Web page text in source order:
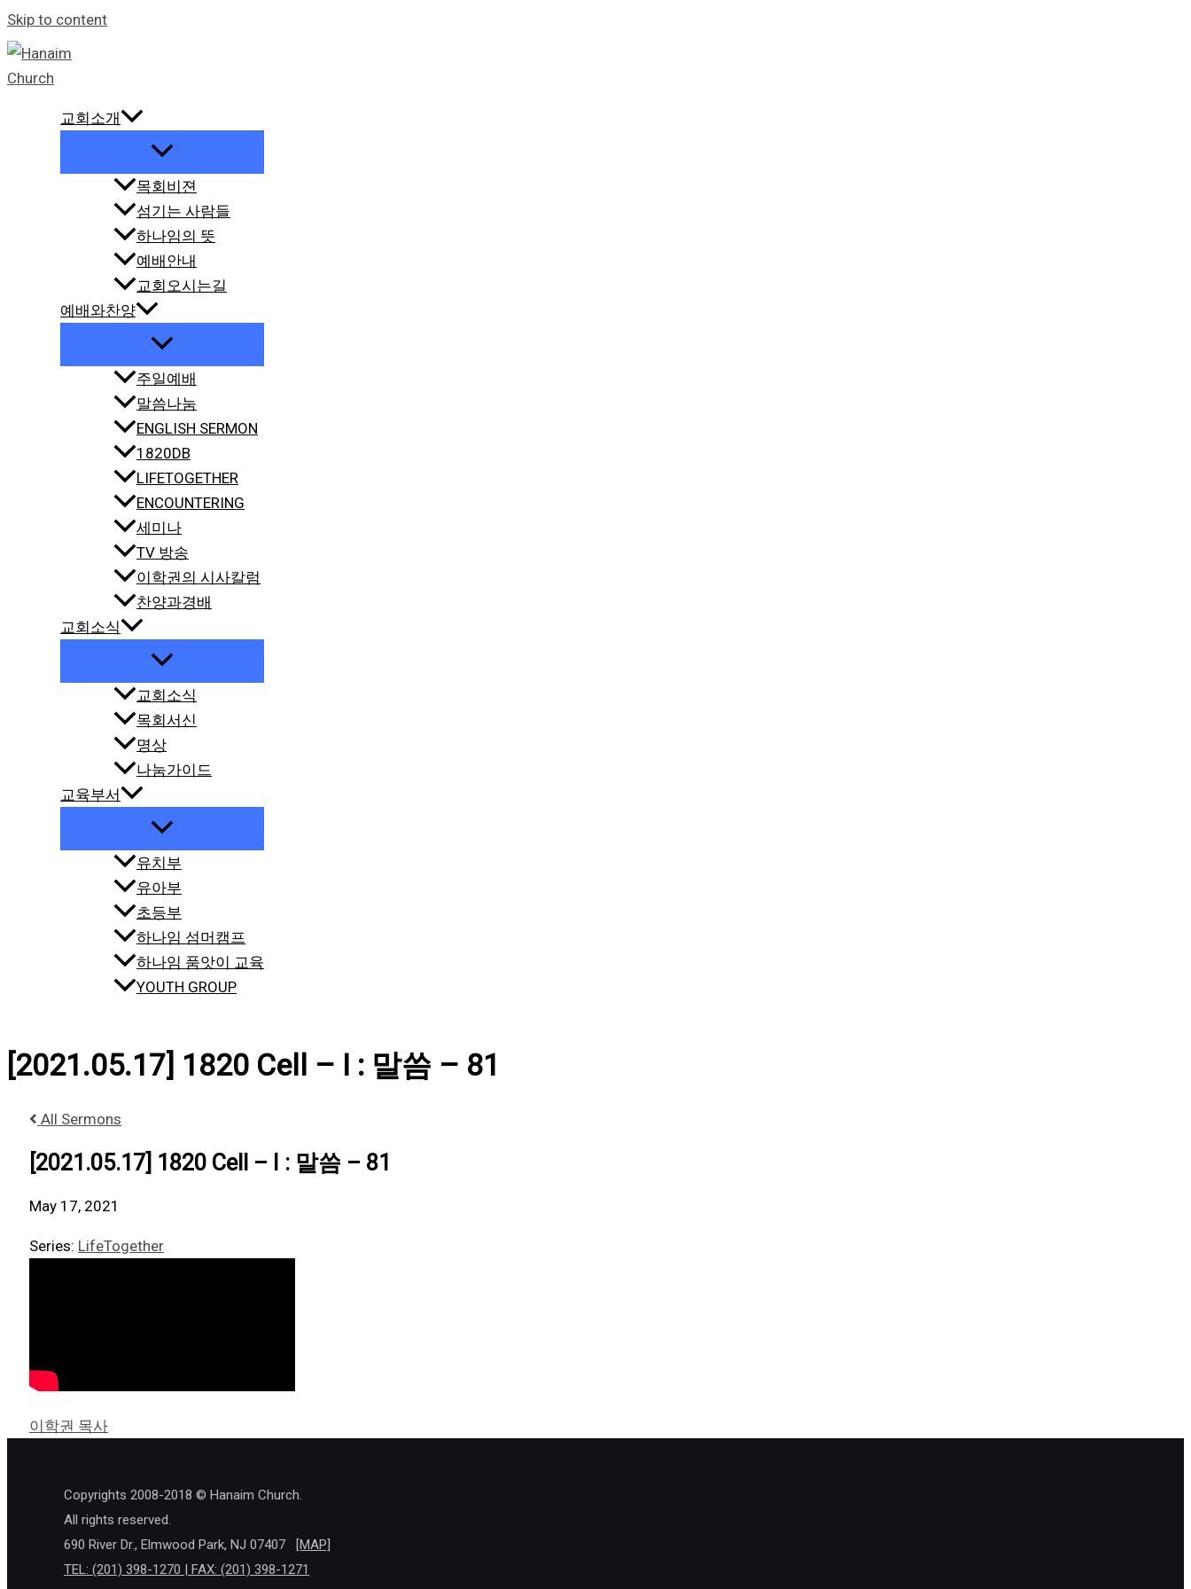
Skip to content
교회소개
목회비젼
섬기는 사람들
하나임의 뜻
예배안내
교회오시는길
예배와찬양
주일예배
말씀나눔
ENGLISH SERMON
1820DB
LIFETOGETHER
ENCOUNTERING
세미나
TV 방송
이학권의 시사칼럼
찬양과경배
교회소식
교회소식
목회서신
명상
나눔가이드
교육부서
유치부
유아부
초등부
하나임 섬머캠프
하나임 품앗이 교육
YOUTH GROUP
[2021.05.17] 1820 Cell – I : 말씀 – 81
All Sermons
[2021.05.17] 1820 Cell – I : 말씀 – 81
May 17, 2021
Series: LifeTogether
이학권 목사
Copyrights 2008-2018 © Hanaim Church.
All rights reserved.
690 River Dr., Elmwood Park, NJ 07407
[MAP]
TEL: (201) 398-1270 | FAX: (201) 398-1271